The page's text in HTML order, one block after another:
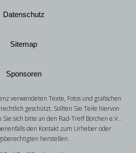
Datenschutz
Sitemap
Sponsoren
verwendeten Texte, Fotos und grafischen
geschützt. Sollten Sie Teile hiervon
sich bitte an den Rad-Treff Borchen e.V..
den Kontakt zum Urheber oder
herstellen.